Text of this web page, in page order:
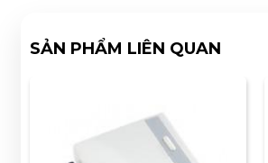
SẢN PHẨM LIÊN QUAN